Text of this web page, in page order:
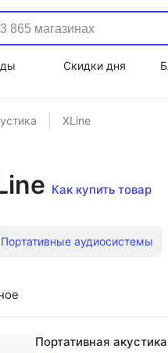
Скидки дня
XLine
Как купить товар
Портативные аудиосистемы
Supra Дешевые
Портативная